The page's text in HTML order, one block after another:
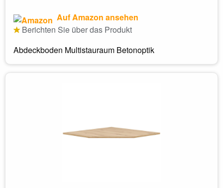
Auf Amazon ansehen
Berichten Sie über das Produkt
Abdeckboden Multistauraum Betonoptik